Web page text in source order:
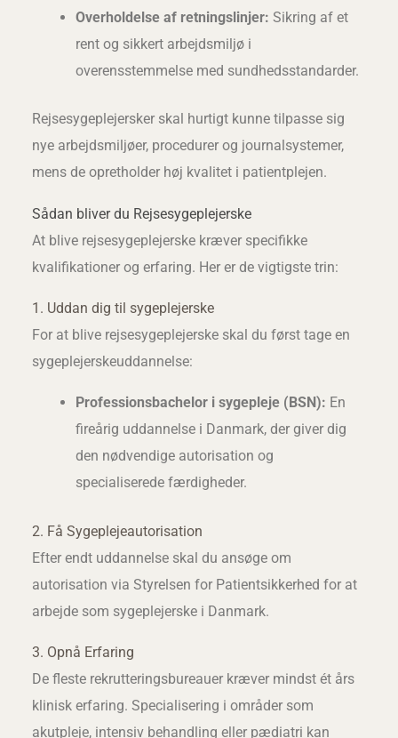
Overholdelse af retningslinjer: Sikring af et
rent og sikkert arbejdsmiljø i
overensstemmelse med sundhedsstandarder.
Rejsesygeplejersker skal hurtigt kunne tilpasse sig
nye arbejdsmiljøer, procedurer og journalsystemer,
mens de opretholder høj kvalitet i patientplejen.
Sådan bliver du Rejsesygeplejerske
At blive rejsesygeplejerske kræver specifikke
kvalifikationer og erfaring. Her er de vigtigste trin:
1. Uddan dig til sygeplejerske
For at blive rejsesygeplejerske skal du først tage en
sygeplejerskeuddannelse:
Professionsbachelor i sygepleje (BSN): En
fireårig uddannelse i Danmark, der giver dig
den nødvendige autorisation og
specialiserede færdigheder.
2. Få Sygeplejeautorisation
Efter endt uddannelse skal du ansøge om
autorisation via Styrelsen for Patientsikkerhed for at
arbejde som sygeplejerske i Danmark.
3. Opnå Erfaring
De fleste rekrutteringsbureauer kræver mindst ét års
klinisk erfaring. Specialisering i områder som
akutpleje, intensiv behandling eller pædiatri kan